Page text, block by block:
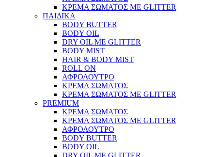
ΚΡΕΜΑ ΣΩΜΑΤΟΣ ΜΕ GLITTER
ΠΑΙΔΙΚΑ
BODY BUTTER
BODY OIL
DRY OIL ΜΕ GLITTER
BODY MIST
HAIR & BODY MIST
ROLL ON
ΑΦΡΟΛΟΥΤΡΟ
ΚΡΕΜΑ ΣΩΜΑΤΟΣ
ΚΡΕΜΑ ΣΩΜΑΤΟΣ ΜΕ GLITTER
PREMIUM
ΚΡΕΜΑ ΣΩΜΑΤΟΣ
ΚΡΕΜΑ ΣΩΜΑΤΟΣ ΜΕ GLITTER
ΑΦΡΟΛΟΥΤΡΟ
BODY BUTTER
BODY OIL
DRY OIL ΜΕ GLITTER